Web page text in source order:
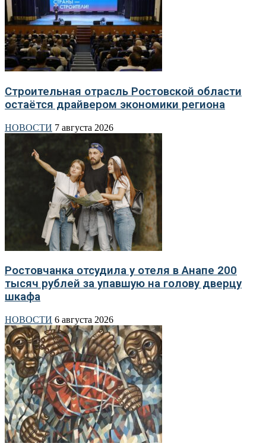
Строительная отрасль Ростовской области
остаётся драйвером экономики региона
НОВОСТИ 7 августа 2026
Ростовчанка отсудила у отеля в Анапе 200
тысяч рублей за упавшую на голову дверцу
шкафа
НОВОСТИ 6 августа 2026